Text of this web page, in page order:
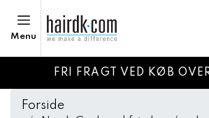
Menu
FRI FRAGT VED KØB
Forside